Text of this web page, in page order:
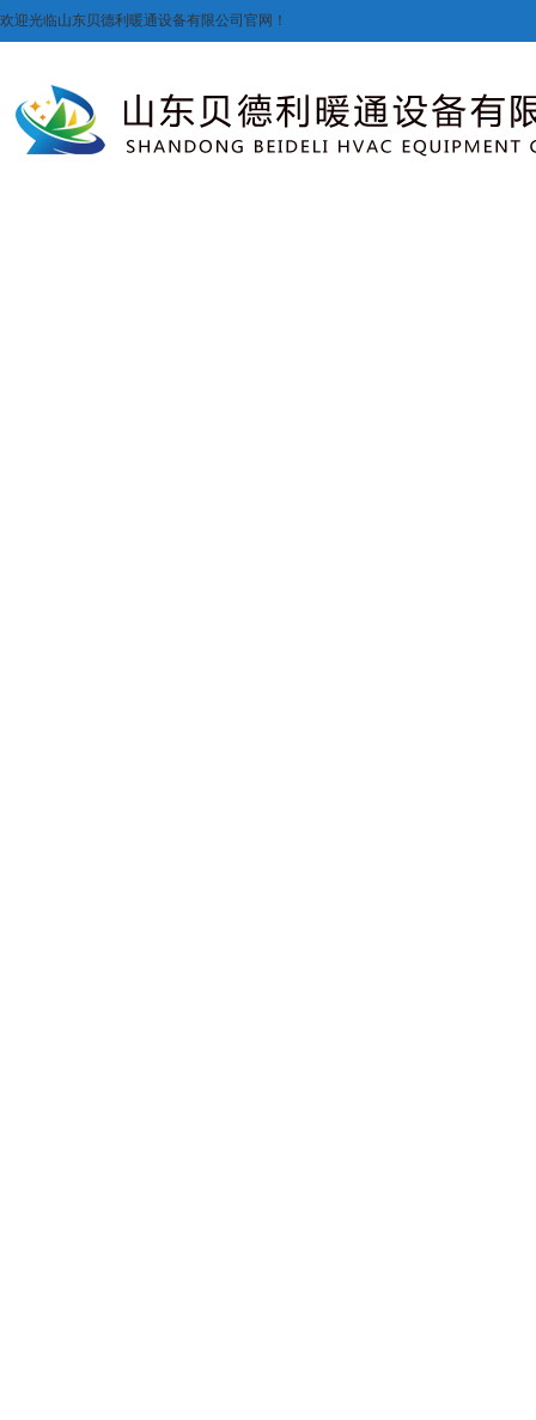
欢迎光临山东贝德利暖通设备有限公司官网！